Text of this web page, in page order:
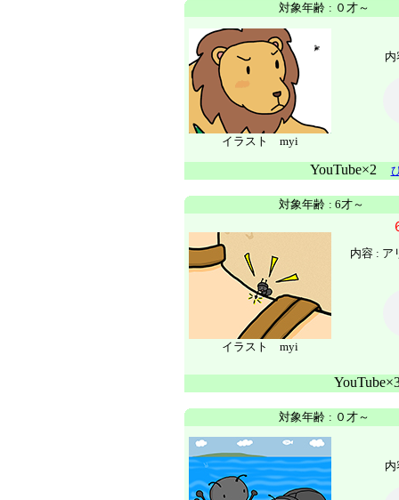
対象年齢 : ０才～
イラスト myi
YouTube×2
対象年齢 : 6才～
イラスト myi
内容 : ア
対象年齢 : ０才～